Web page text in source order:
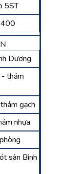
5ST
400
Dương
- thảm
gạch
nhựa
sàn Bình